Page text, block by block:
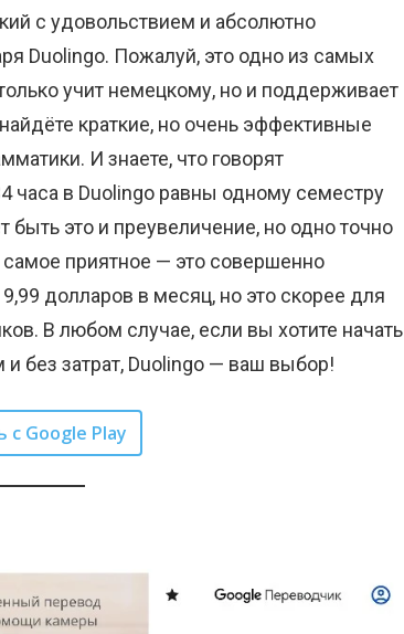
с удовольствием и абсолютно
Duolingo. Пожалуй, это одно из самых
учит немецкому, но и поддерживает
краткие, но очень эффективные
И знаете, что говорят
часа в Duolingo равны одному семестру
быть это и преувеличение, но одно точно
приятное — это совершенно
долларов в месяц, но это скорее для
В любом случае, если вы хотите начать
без затрат, Duolingo — ваш выбор!
с Google Play